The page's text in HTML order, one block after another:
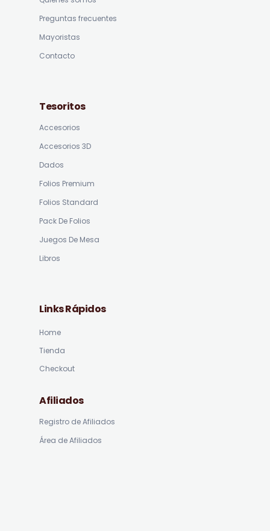
Preguntas frecuentes
Mayoristas
Contacto
Tesoritos
Accesorios
Accesorios 3D
Dados
Folios Premium
Folios Standard
Pack De Folios
Juegos De Mesa
Libros
Links Rápidos
Home
Tienda
Checkout
Afiliados
Registro de Afiliados
Área de Afiliados